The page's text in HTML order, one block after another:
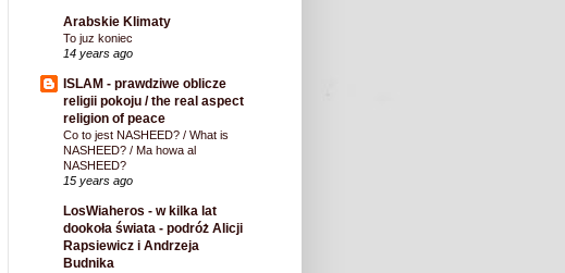
Arabskie Klimaty
To juz koniec
14 years ago
ISLAM - prawdziwe oblicze
religii pokoju / the real aspect
religion of peace
Co to jest NASHEED? / What is
NASHEED? / Ma howa al
NASHEED?
15 years ago
LosWiaheros - w kilka lat
dookoła świata - podróż Alicji
Rapsiewicz i Andrzeja
Budnika